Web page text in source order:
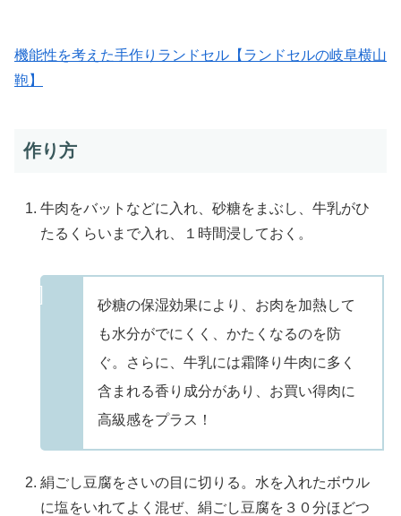
機能性を考えた手作りランドセル【ランドセルの岐阜横山
鞄】
作り方
牛肉をバットなどに入れ、砂糖をまぶし、牛乳がひ
たるくらいまで入れ、１時間浸しておく。
砂糖の保湿効果により、お肉を加熱して
も水分がでにくく、かたくなるのを防
ぐ。さらに、牛乳には霜降り牛肉に多く
含まれる香り成分があり、お買い得肉に
高級感をプラス！
絹ごし豆腐をさいの目に切りる。水を入れたボウル
に塩をいれてよく混ぜ、絹ごし豆腐を３０分ほどつ